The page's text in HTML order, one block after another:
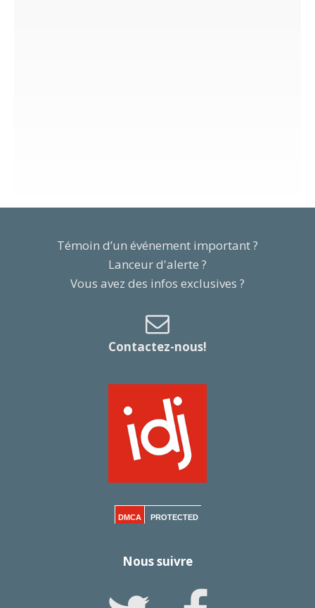
Témoin d’un événement important ?
Lanceur d'alerte ?
Vous avez des infos exclusives ?
Contactez-nous!
DMCA PROTECTED
Nous suivre